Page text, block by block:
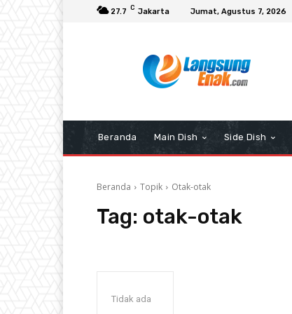
27.7 C Jakarta Jumat, Agustus 7, 2026
Beranda Main Dish Side Dish
Beranda Topik Otak-otak
Tag: otak-otak
Tidak ada